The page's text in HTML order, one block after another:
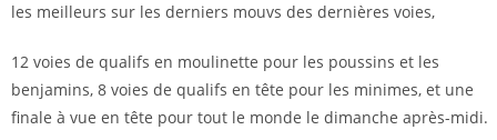
les meilleurs sur les derniers mouvs des dernières voies,
12 voies de qualifs en moulinette pour les poussins et les
benjamins, 8 voies de qualifs en tête pour les minimes, et une
finale à vue en tête pour tout le monde le dimanche après-midi.